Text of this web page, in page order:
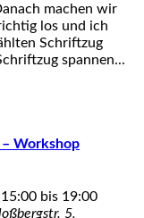
machen wir
los und ich
Schriftzug
spannen...
Workshop
bis 19:00
5,